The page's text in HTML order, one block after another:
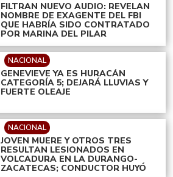
FILTRAN NUEVO AUDIO: REVELAN
NOMBRE DE EXAGENTE DEL FBI
QUE HABRÍA SIDO CONTRATADO
POR MARINA DEL PILAR
NACIONAL
GENEVIEVE YA ES HURACÁN
CATEGORÍA 5; DEJARÁ LLUVIAS Y
FUERTE OLEAJE
NACIONAL
JOVEN MUERE Y OTROS TRES
RESULTAN LESIONADOS EN
VOLCADURA EN LA DURANGO-
ZACATECAS; CONDUCTOR HUYÓ